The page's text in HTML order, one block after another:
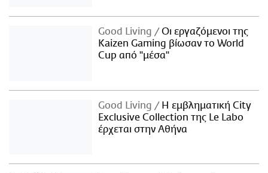
Good Living
Οι εργαζόμενοι της
Kaizen Gaming βίωσαν το World
Cup από "μέσα"
Good Living
Η εμβληματική City
Exclusive Collection της Le Labo
έρχεται στην Αθήνα